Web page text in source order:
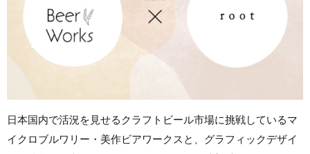
日本国内で活況を見せるクラフトビール市場に挑戦しているマ
イクロブルワリー・美作ビアワークスと、グラフィックデザイ